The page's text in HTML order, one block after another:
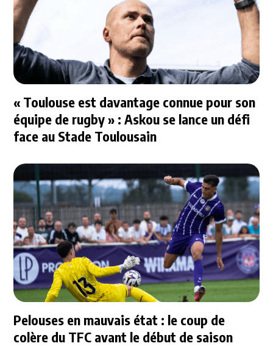
« Toulouse est davantage connue pour son
équipe de rugby » : Askou se lance un défi
face au Stade Toulousain
Pelouses en mauvais état : le coup de
colère du TFC avant le début de saison